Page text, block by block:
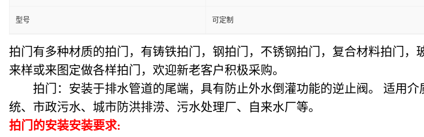
型号 可定制
拍门有多种材质的拍门，有铸铁拍门，钢拍门，不锈钢拍门，复合材料拍门
来样或来图定做各样拍门，欢迎新老客户积极采购。
拍门：安装于排水管道的尾端，具有防止外水倒灌功能的逆止阀。 适用介
统、市政污水、城市防洪排涝、污水处理厂、自来水厂等。
拍门的安装安装要求: